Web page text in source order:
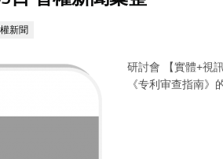
新聞
研討會 【實體+視
《专利审查指南》